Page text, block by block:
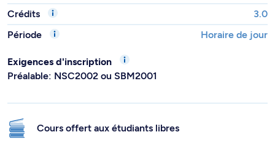
Crédits
3.0
Période
Horaire de jour
Exigences d'inscription
Préalable: NSC2002 ou SBM2001
Cours offert aux étudiants libres